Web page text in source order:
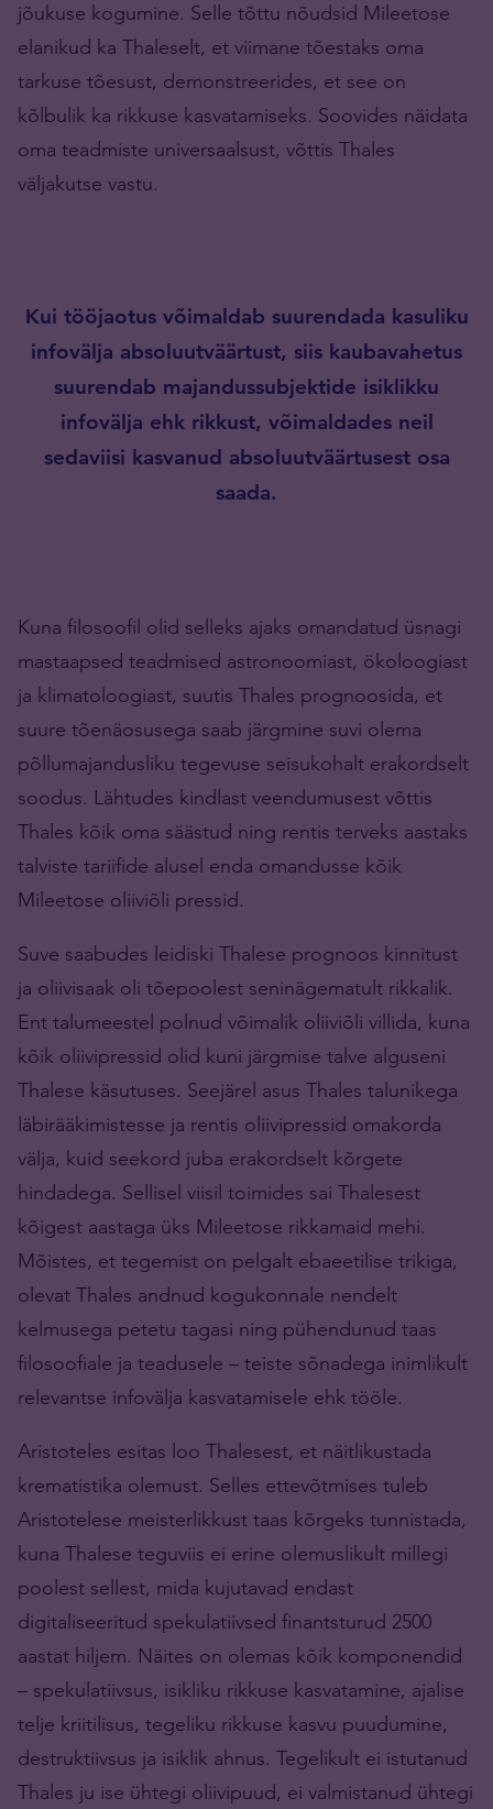
jõukuse kogumine. Selle tõttu nõudsid Mileetose
elanikud ka Thaleselt, et viimane tõestaks oma
tarkuse tõesust, demonstreerides, et see on
kõlbulik ka rikkuse kasvatamiseks. Soovides näidata
oma teadmiste universaalsust, võttis Thales
väljakutse vastu.
Kui tööjaotus võimaldab suurendada kasuliku
infovälja absoluutväärtust, siis kaubavahetus
suurendab majandussubjektide isiklikku
infovälja ehk rikkust, võimaldades neil
sedaviisi kasvanud absoluutväärtusest osa
saada.
Kuna filosoofil olid selleks ajaks omandatud üsnagi
mastaapsed teadmised astronoomiast, ökoloogiast
ja klimatoloogiast, suutis Thales prognoosida, et
suure tõenäosusega saab järgmine suvi olema
põllumajandusliku tegevuse seisukohalt erakordselt
soodus. Lähtudes kindlast veendumusest võttis
Thales kõik oma säästud ning rentis terveks aastaks
talviste tariifide alusel enda omandusse kõik
Mileetose oliiviõli pressid.
Suve saabudes leidiski Thalese prognoos kinnitust
ja oliivisaak oli tõepoolest seninägematult rikkalik.
Ent talumeestel polnud võimalik oliiviõli villida, kuna
kõik oliivipressid olid kuni järgmise talve alguseni
Thalese käsutuses. Seejärel asus Thales talunikega
läbirääkimistesse ja rentis oliivipressid omakorda
välja, kuid seekord juba erakordselt kõrgete
hindadega. Sellisel viisil toimides sai Thalesest
kõigest aastaga üks Mileetose rikkamaid mehi.
Mõistes, et tegemist on pelgalt ebaeetilise trikiga,
olevat Thales andnud kogukonnale nendelt
kelmusega petetu tagasi ning pühendunud taas
filosoofiale ja teadusele – teiste sõnadega inimlikult
relevantse infovälja kasvatamisele ehk tööle.
Aristoteles esitas loo Thalesest, et näitlikustada
krematistika olemust. Selles ettevõtmises tuleb
Aristotelese meisterlikkust taas kõrgeks tunnistada,
kuna Thalese teguviis ei erine olemuslikult millegi
poolest sellest, mida kujutavad endast
digitaliseeritud spekulatiivsed finantsturud 2500
aastat hiljem. Näites on olemas kõik komponendid
– spekulatiivsus, isikliku rikkuse kasvatamine, ajalise
telje kriitilisus, tegeliku rikkuse kasvu puudumine,
destruktiivsus ja isiklik ahnus. Tegelikult ei istutanud
Thales ju ise ühtegi oliivipuud, ei valmistanud ühtegi